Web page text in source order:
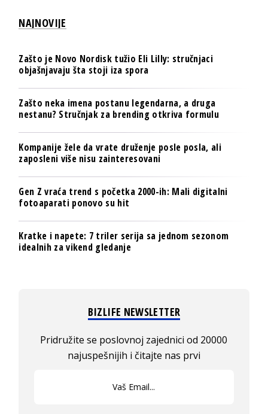
NAJNOVIJE
Zašto je Novo Nordisk tužio Eli Lilly: stručnjaci
objašnjavaju šta stoji iza spora
Zašto neka imena postanu legendarna, a druga
nestanu? Stručnjak za brending otkriva formulu
Kompanije žele da vrate druženje posle posla, ali
zaposleni više nisu zainteresovani
Gen Z vraća trend s početka 2000-ih: Mali digitalni
fotoaparati ponovo su hit
Kratke i napete: 7 triler serija sa jednom sezonom
idealnih za vikend gledanje
BIZLIFE NEWSLETTER
Pridružite se poslovnoj zajednici od 20000
najuspešnijih i čitajte nas prvi